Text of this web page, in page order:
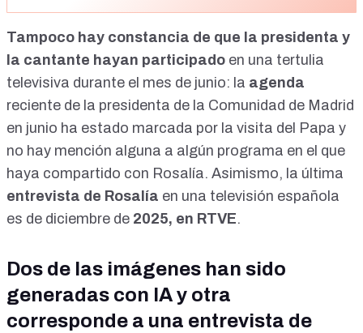
Tampoco hay constancia de que la presidenta y
la cantante hayan participado en una tertulia
televisiva durante el mes de junio: la agenda
reciente de la presidenta de la Comunidad de Madrid
en junio ha estado marcada por la visita del Papa y
no hay mención alguna a algún programa en el que
haya compartido con Rosalía. Asimismo, la última
entrevista de Rosalía en una televisión española
es de diciembre de 2025, en RTVE.
Dos de las imágenes han sido
generadas con IA y otra
corresponde a una entrevista de